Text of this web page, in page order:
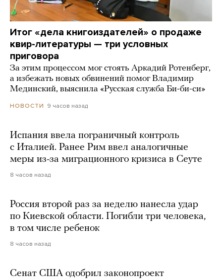
Итог «дела книгоиздателей» о продаже
квир-литературы — три условных
приговора
За этим процессом мог стоять Аркадий Ротенберг,
а избежать новых обвинений помог Владимир
Мединский, выяснила «Русская служба Би-би-си»
НОВОСТИ 9 часов назад
Испания ввела пограничный контроль
с Италией. Ранее Рим ввел аналогичные
меры из-за миграционного кризиса в Сеуте
8 часов назад
Россия второй раз за неделю нанесла удар
по Киевской области. Погибли три человека,
в том числе ребенок
8 часов назад
Сенат США одобрил законопроект